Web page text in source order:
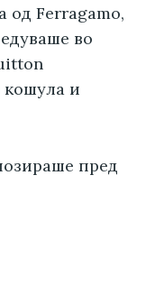
од Ferragamo,
во
кошула и
пред